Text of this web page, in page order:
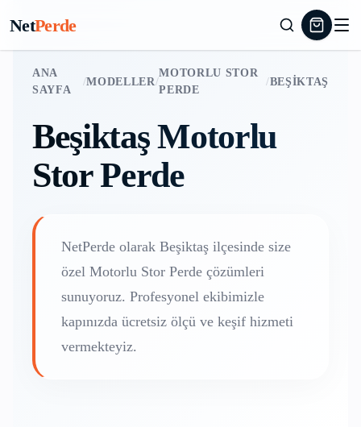
NetPerde
ANA
SAYFA
/MODELLER/
MOTORLU STOR
PERDE
/BEŞIKTAŞ
BeşiktaşMotorlu
Stor Perde
NetPerde olarak Beşiktaş ilçesinde size
özel Motorlu Stor Perde çözümleri
sunuyoruz. Profesyonel ekibimizle
kapınızda ücretsiz ölçü ve keşif hizmeti
vermekteyiz.